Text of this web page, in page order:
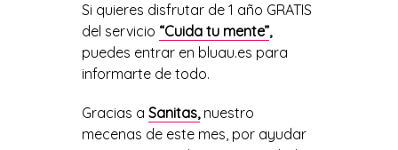
Si quieres disfrutar de 1 año GRATIS
del servicio “Cuida tu mente”,
puedes entrar en bluau.es para
informarte de todo.
Gracias a Sanitas,nuestro
mecenas de este mes, por ayudar